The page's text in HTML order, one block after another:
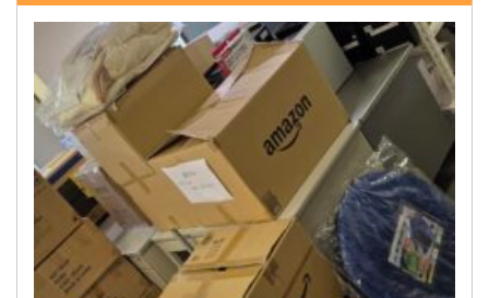
お客様の声
お問い合わせ
会社概要
キャンペーン
WEB割引券プレゼント！